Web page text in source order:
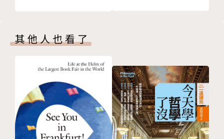
課師平台播出，並獲得大陸清華大學學堂在線慕課平台
選為簽字認證課，經營三年，修課人數已超過35,000
人，陸續榮獲校內宜大績優通識課程優等獎（201
7）、宜大教學卓越績優人員特優獎（2017）、宜大傑
出通識教育教師獎（2017），校外榮獲全國網路票選
人氣磨課師第一名（2017）、中華民國數位學習科技
優質金質獎（2017）與教育部標竿課程獎（2018）。
長期探討心學的自性議題，榮獲科技部專題研究計畫
25 王陽明被詆毀
26 殺人要割咽喉
27 不能馳騁於獸性
28 拜師學習的要義
29 性愛很正常
30 乾坤由我在
31 活著不要浪費時間
32 人淨是痴狂於鬼怪
其他人也看了